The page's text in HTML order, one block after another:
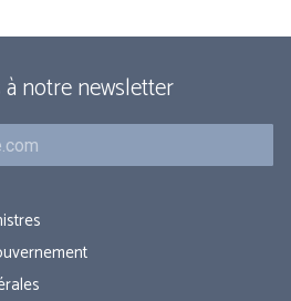
notre newsletter